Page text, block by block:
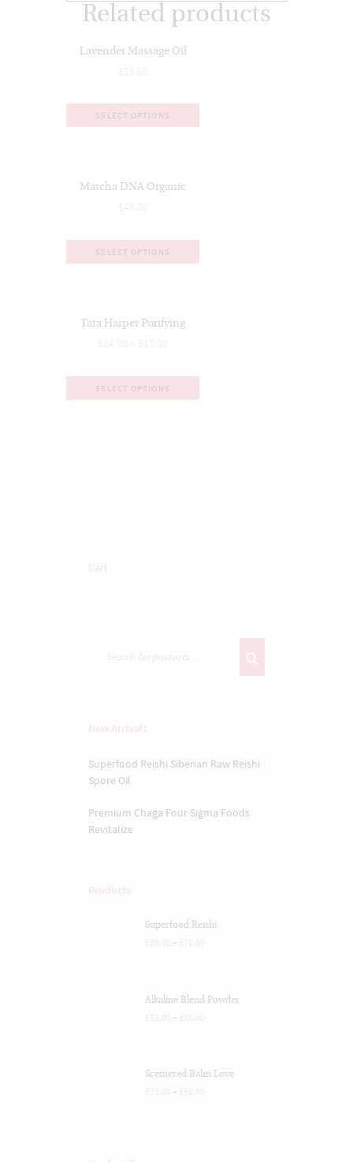
Related products
Lavender Massage Oil
£ 15.00
SELECT OPTIONS
Matcha DNA Organic
£45.00
SELECT OPTIONS
Tata Harper Purifying
£14.00 – £17.00
SELECT OPTIONS
Cart
New Arrivals
Superfood Reishi Siberian Raw Reishi
Spore Oil
Premium Chaga Four Sigma Foods
Revitalize
Products
Superfood Reishi
£ 35.00 – £ 70.00
Alkaline Blend Powder
£ 15.00 – £ 35.00
Scentered Balm Love
£23.00 – £50.00